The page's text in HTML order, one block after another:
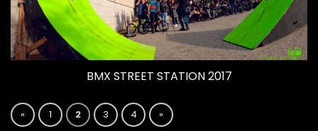
BMX STREET STATION 2017
« 1 2 3 4 »